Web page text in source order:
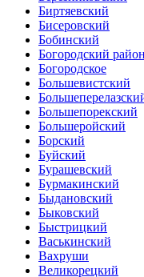
Биртяевский
Бисеровский
Бобинский
Богородский район
Богородское
Большевистский
Большепорекский
Большеройский
Борский
Буйский
Бурашевский
Бурмакинский
Быдановский
Быковский
Быстрицкий
Васькинский
Вахруши
Великорецкий